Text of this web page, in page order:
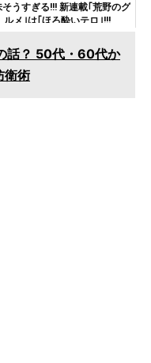
そうすぎる!!! 新連載｢荒野のグ
ルメ｣は｢ほろ酔いテロ｣!!!
話？ 50代・60代か
衛術